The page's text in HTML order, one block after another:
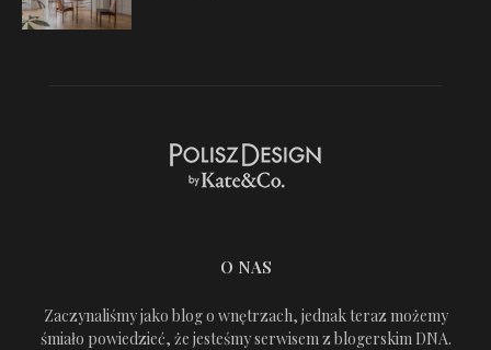
O NAS
Zaczynaliśmy jako blog o wnętrzach, jednak teraz możemy
śmiało powiedzieć, że jesteśmy serwisem z blogerskim DNA.